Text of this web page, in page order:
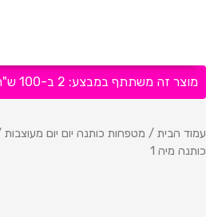
מוצר זה משתתף במבצע: 2 ב-100 ש"ח
עמוד הבית / מטפחות כותנה יום יום מעוצבות
כותנה מיה 1